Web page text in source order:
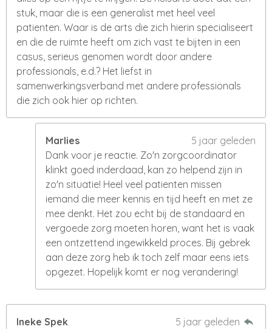
stuk, maar die is een generalist met heel veel
patienten. Waar is de arts die zich hierin specialiseert
en die de ruimte heeft om zich vast te bijten in een
casus, serieus genomen wordt door andere
professionals, e.d.? Het liefst in
samenwerkingsverband met andere professionals
die zich ook hier op richten.
Marlies
5 jaar geleden
Dank voor je reactie. Zo'n zorgcoordinator
klinkt goed inderdaad, kan zo helpend zijn in
zo'n situatie! Heel veel patienten missen
iemand die meer kennis en tijd heeft en met ze
mee denkt. Het zou echt bij de standaard en
vergoede zorg moeten horen, want het is vaak
een ontzettend ingewikkeld proces. Bij gebrek
aan deze zorg heb ik toch zelf maar eens iets
opgezet. Hopelijk komt er nog verandering!
Ineke Spek
5 jaar geleden